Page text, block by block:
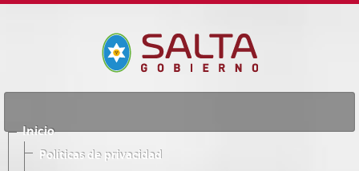
Inicio
Políticas de privacidad